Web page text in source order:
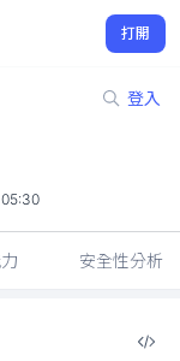
打開
登入
安全性分析